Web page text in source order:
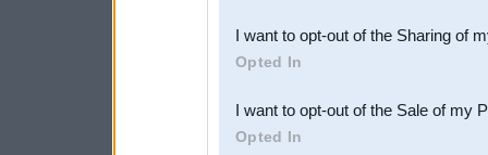
Downstream Participants
third parties.
I want to opt-out of the Sharing of
Opted In
I want to opt-out of the Sale of my
Opted In